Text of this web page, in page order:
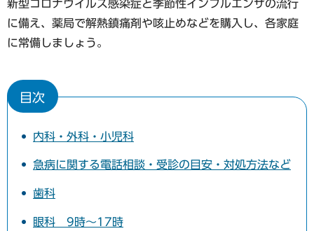
新型コロナウイルス感染症と季節性インフルエンザの流行
に備え、薬局で解熱鎮痛剤や咳止めなどを購入し、各家庭
に常備しましょう。
目次
内科・外科・小児科
急病に関する電話相談・受診の目安・対処方法など
歯科
眼科 9時～17時